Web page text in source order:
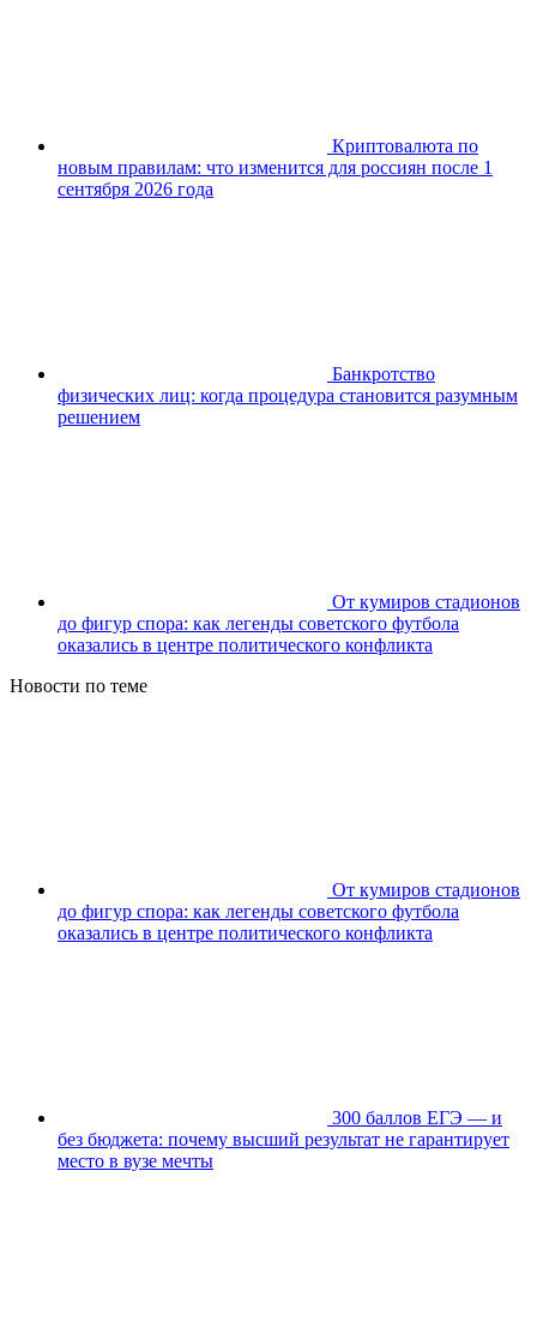
Криптовалюта по
новым правилам: что изменится для россиян после 1
сентября 2026 года
Банкротство
физических лиц: когда процедура становится разумным
решением
От кумиров стадионов
до фигур спора: как легенды советского футбола
оказались в центре политического конфликта
Новости по теме
От кумиров стадионов
до фигур спора: как легенды советского футбола
оказались в центре политического конфликта
300 баллов ЕГЭ — и
без бюджета: почему высший результат не гарантирует
место в вузе мечты